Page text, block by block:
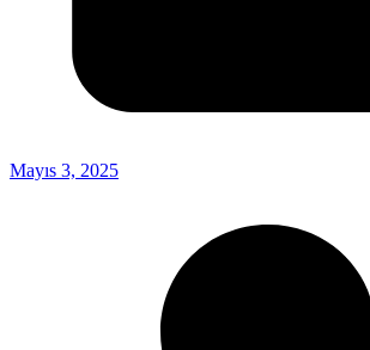
Mayıs 3, 2025